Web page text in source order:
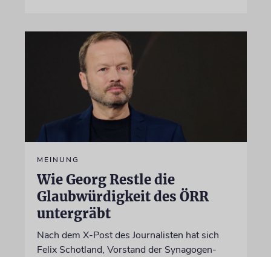
MEINUNG
Wie Georg Restle die
Glaubwürdigkeit des ÖRR
untergräbt
Nach dem X-Post des Journalisten hat sich
Felix Schotland, Vorstand der Synagogen-